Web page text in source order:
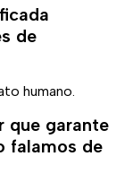
de
humano.
que garante
falamos de